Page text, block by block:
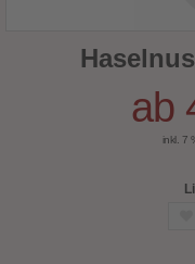
inkl. 7